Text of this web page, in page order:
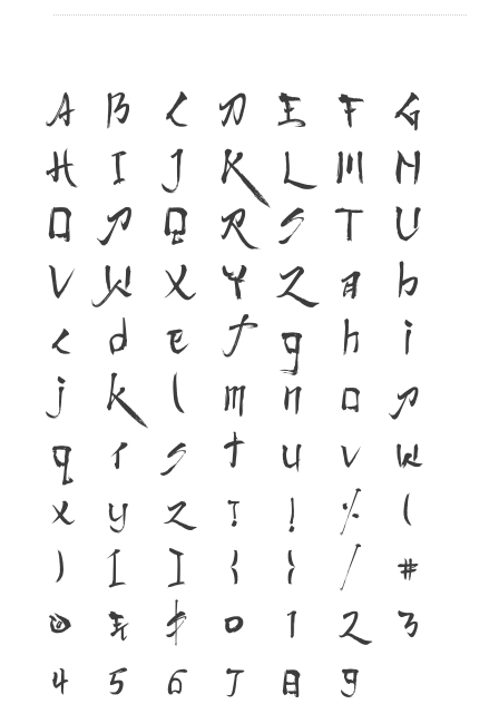
A B C D E F G
H I J K L M N
O P Q R S T U
V W X Y Z a b
c d e f g h i
j k l m n o p
q r s t u v w
x y z ? ! % (
) [ ] { } / #
@ & $ 0 1 2 3
4 5 6 7 8 9